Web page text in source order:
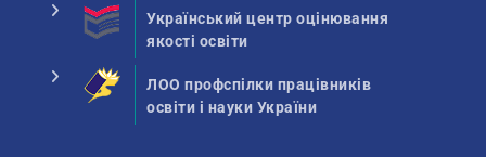
Український центр оцінювання
якості освіти
ЛОО профспілки працівників
освіти і науки України